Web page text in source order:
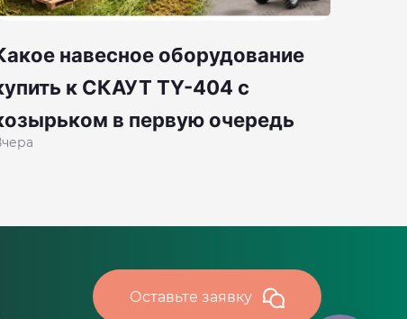
навесное оборудование
к СКАУТ TY-404 с
в первую очередь
Оставьте заявку